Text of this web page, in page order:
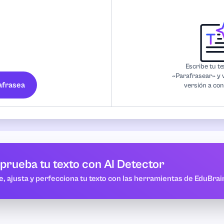
Escribe tu
«Parafrasear» y
versión a
tu texto con AI Detector
ajusta y perfecciona tu texto con las herramientas de